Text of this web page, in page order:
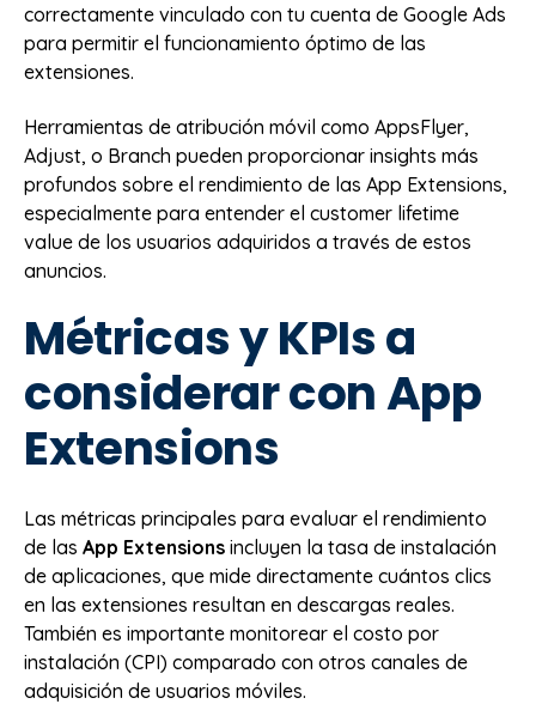
correctamente vinculado con tu cuenta de Google Ads
para permitir el funcionamiento óptimo de las
extensiones.
Herramientas de atribución móvil como AppsFlyer,
Adjust, o Branch pueden proporcionar insights más
profundos sobre el rendimiento de las App Extensions,
especialmente para entender el customer lifetime
value de los usuarios adquiridos a través de estos
anuncios.
Métricas y KPIs a
considerar con App
Extensions
Las métricas principales para evaluar el rendimiento
de las App Extensions incluyen la tasa de instalación
de aplicaciones, que mide directamente cuántos clics
en las extensiones resultan en descargas reales.
También es importante monitorear el costo por
instalación (CPI) comparado con otros canales de
adquisición de usuarios móviles.